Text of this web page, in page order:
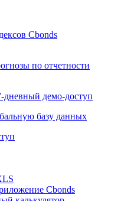
Cbonds
по отчетности
дневный демо-доступ
базу данных
Cbonds